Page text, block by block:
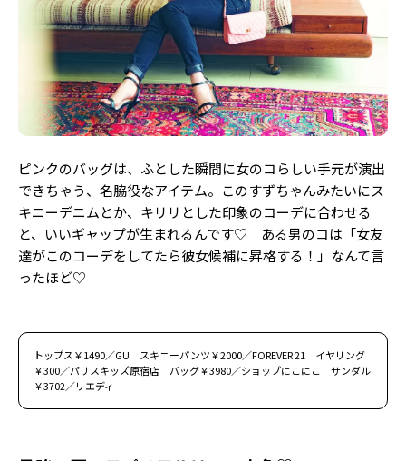
ピンクのバッグは、ふとした瞬間に女のコらしい手元が演出
できちゃう、名脇役なアイテム。このすずちゃんみたいにス
キニーデニムとか、キリリとした印象のコーデに合わせる
と、いいギャップが生まれるんです♡ ある男のコは「女友
達がこのコーデをしてたら彼女候補に昇格する！」なんて言
ったほど♡
トップス￥1490／GU スキニーパンツ￥2000／FOREVER 21 イヤリング
￥300／パリスキッズ原宿店 バッグ￥3980／ショップにこにこ サンダル
￥3702／リエディ